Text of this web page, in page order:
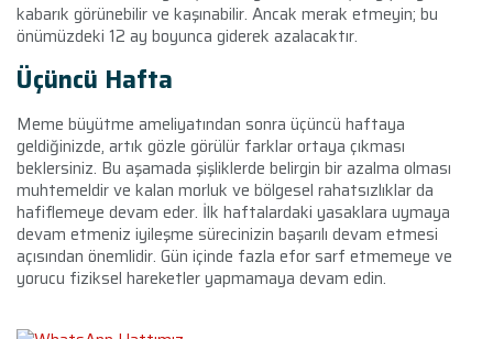
kabarık görünebilir ve kaşınabilir. Ancak merak etmeyin; bu
önümüzdeki 12 ay boyunca giderek azalacaktır.
Üçüncü Hafta
Meme büyütme ameliyatından sonra üçüncü haftaya
geldiğinizde, artık gözle görülür farklar ortaya çıkması
beklersiniz. Bu aşamada şişliklerde belirgin bir azalma olması
muhtemeldir ve kalan morluk ve bölgesel rahatsızlıklar da
hafiflemeye devam eder. İlk haftalardaki yasaklara uymaya
devam etmeniz iyileşme sürecinizin başarılı devam etmesi
açısından önemlidir. Gün içinde fazla efor sarf etmemeye ve
yorucu fiziksel hareketler yapmamaya devam edin.